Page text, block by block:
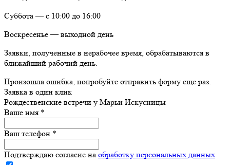
Суббота — с 10:00 до 16:00
Воскресенье — выходной день
Заявки, полученные в нерабочее время, обрабатываются в
ближайший рабочий день.
Произошла ошибка, попробуйте отправить форму еще раз.
Заявка в один клик
Рождественские встречи у Марьи Искусницы
Ваше имя *
Ваш телефон *
Подтверждаю согласие на обработку персональных данных